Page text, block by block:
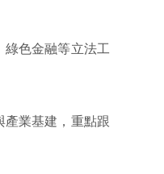
色金融等立法工
產業基建，重點跟